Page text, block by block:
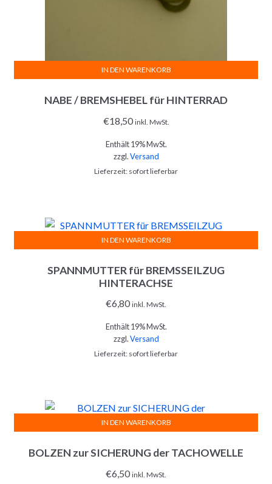
NABE / BREMSHEBEL für HINTERRAD
€18,50 inkl. MwSt.
Enthält 19% MwSt.
zzgl.Versand
Lieferzeit: sofort lieferbar
IN DEN WARENKORB
SPANNMUTTER für BREMSSEILZUG
HINTERACHSE
€6,80 inkl. MwSt.
Enthält 19% MwSt.
zzgl.Versand
Lieferzeit: sofort lieferbar
IN DEN WARENKORB
BOLZEN zur SICHERUNG der TACHOWELLE
€6,50 inkl. MwSt.
IN DEN WARENKORB